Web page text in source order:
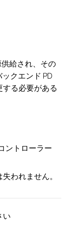
供給され、その
クエンド PD
る必要がある
ントローラー
われません。
い